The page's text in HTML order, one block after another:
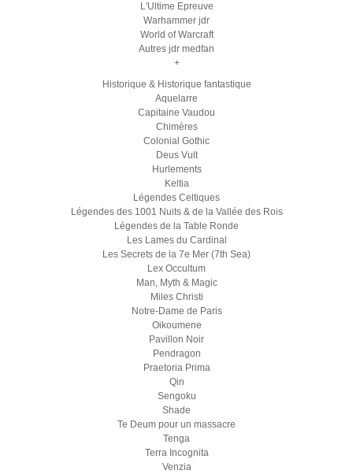
L'Ultime Epreuve
Warhammer jdr
World of Warcraft
Autres jdr medfan
+
Historique & Historique fantastique
Aquelarre
Capitaine Vaudou
Chimères
Colonial Gothic
Deus Vult
Hurlements
Keltia
Légendes Celtiques
Légendes des 1001 Nuits & de la Vallée des Rois
Légendes de la Table Ronde
Les Lames du Cardinal
Les Secrets de la 7e Mer (7th Sea)
Lex Occultum
Man, Myth & Magic
Miles Christi
Notre-Dame de Paris
Oikoumene
Pavillon Noir
Pendragon
Praetoria Prima
Qin
Sengoku
Shade
Te Deum pour un massacre
Tenga
Terra Incognita
Venzia